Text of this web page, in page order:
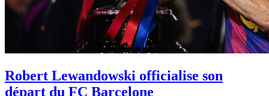
Robert Lewandowski officialise son
départ du FC Barcelone